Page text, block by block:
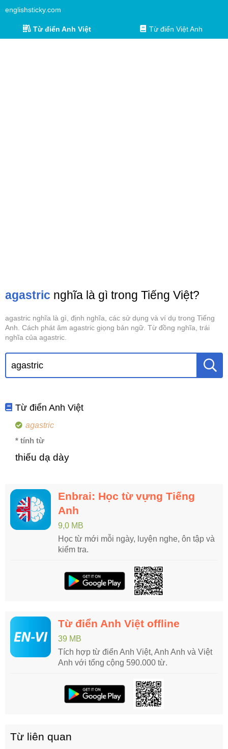
englishsticky.com
Từ điển Anh Việt Từ điển Việt Anh
agastric nghĩa là gì trong Tiếng Việt?
agastric nghĩa là gì, định nghĩa, các sử dụng và ví dụ trong Tiếng
Anh. Cách phát âm agastric giọng bản ngữ. Từ đồng nghĩa, trái
nghĩa của agastric.
Từ điển Anh Việt
agastric
* tính từ
thiếu dạ dày
Enbrai: Học từ vựng Tiếng
Anh
9,0 MB
Học từ mới mỗi ngày, luyện nghe, ôn tập và
kiểm tra.
Từ điển Anh Việt offline
39 MB
Tích hợp từ điển Anh Việt, Anh Anh và Việt
Anh với tổng cộng 590.000 từ.
Từ liên quan